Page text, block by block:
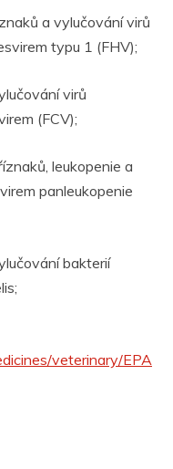
a vylučování virů
typu 1 (FHV);
virů
(FCV);
leukopenie a
panleukopenie
bakterií
veterinary/EPA